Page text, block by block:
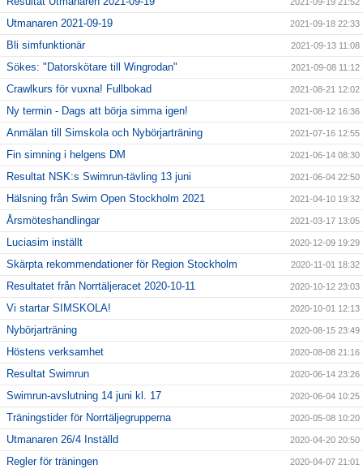
2021-09-19 21:52
Utmanaren 2021-09-19 2021-09-18 22:33
Bli simfunktionär 2021-09-13 11:08
Sökes: "Datorskötare till Wingrodan" 2021-09-08 11:12
Crawlkurs för vuxna! Fullbokad 2021-08-21 12:02
Ny termin - Dags att börja simma igen! 2021-08-12 16:36
Anmälan till Simskola och Nybörjarträning 2021-07-16 12:55
Fin simning i helgens DM 2021-06-14 08:30
Resultat NSK:s Swimrun-tävling 13 juni 2021-06-04 22:50
Hälsning från Swim Open Stockholm 2021 2021-04-10 19:32
Årsmöteshandlingar 2021-03-17 13:05
Luciasim inställt 2020-12-09 19:29
Skärpta rekommendationer för Region Stockholm 2020-11-01 18:32
Resultatet från Norrtäljeracet 2020-10-11 2020-10-12 23:03
Vi startar SIMSKOLA! 2020-10-01 12:13
Nybörjarträning 2020-08-15 23:49
Höstens verksamhet 2020-08-08 21:16
Resultat Swimrun 2020-06-14 23:26
Swimrun-avslutning 14 juni kl. 17 2020-06-04 10:25
Träningstider för Norrtäljegrupperna 2020-05-08 10:20
Utmanaren 26/4 Inställd 2020-04-20 20:50
Regler för träningen 2020-04-07 21:01